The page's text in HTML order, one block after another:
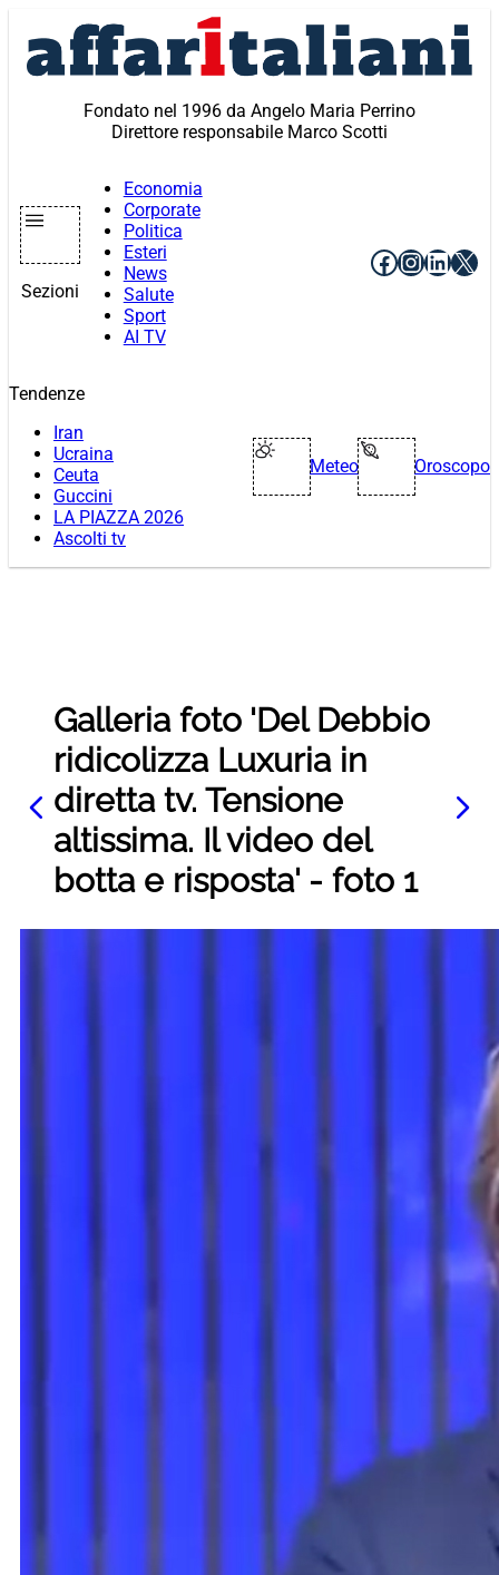
contenuto
Fondato nel 1996 da Angelo Maria Perrino
Direttore responsabile Marco Scotti
Sezioni
Economia
Corporate
Politica
Esteri
News
Salute
Sport
AI TV
Facebook
X
Tendenze
Iran
Ucraina
Ceuta
Guccini
LA PIAZZA 2026
Ascolti tv
Meteo Oroscopo
Galleria foto 'Del Debbio
ridicolizza Luxuria in
diretta tv. Tensione
altissima. Il video del
botta e risposta' - foto 1